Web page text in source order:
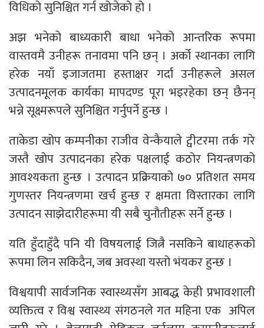
विधिको सुनिश्चित गर्न खोजेको हो ।
अझ भनेको बाध्यकारी बाधा भनेको आन्तरिक रूपमा
वास्तवमै उनीहरू तनावमा पनि छन् । अर्को स्थानका लागि
हरेक नयाँ इजाजतमा हस्ताक्षर गर्दा उनीहरूले असल
उत्पादनमूलक कार्यका मापदण्ड पूरा भइरहेका छन् छैनन्
भन्ने सूक्ष्मरूपले सुनिश्चित गर्नुपर्ने हुन्छ ।
ताकेडा खोप कम्पनीका राजीव वेन्कैयाले ट्वीटरमा तर्क गरे
जस्तै खोप उत्पादनका हरेक पक्षलाई कठोर नियन्त्रणको
आवश्यकता हुन्छ । उत्पादन प्रक्रियाको ७० प्रतिशत समय
गुणस्तर नियन्त्रणमा खर्च हुन्छ र क्षमता विस्तारका लागि
उत्पादन साझेदारीहरूमा यी सबै चुनौतीहरू सर्ने हुन्छ ।
यति हुँदाहुँदै पनि यी विषयलाई जित्नै नसकिने बाधाहरूको
रूपमा लिन सकिदैन, जब अवस्था यस्तो भंयकर हुन्छ ।
विश्वयापी सार्वजनिक स्वास्थ्यसँग आबद्ध केही प्रभावशाली
व्यक्तित्व र विश्व स्वास्थ्य संगठनले गत महिना एक अपिल